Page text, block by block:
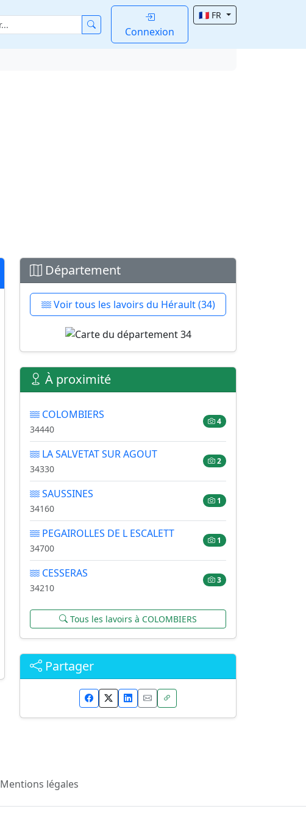
Connexion
🇫🇷 FR
Département
Voir tous les lavoirs du Hérault (34)
À proximité
COLOMBIERS
34440
4
LA SALVETAT SUR AGOUT
34330
2
SAUSSINES
34160
1
PEGAIROLLES DE L ESCALETT
34700
1
CESSERAS
34210
3
Tous les lavoirs à COLOMBIERS
Partager
Mentions légales